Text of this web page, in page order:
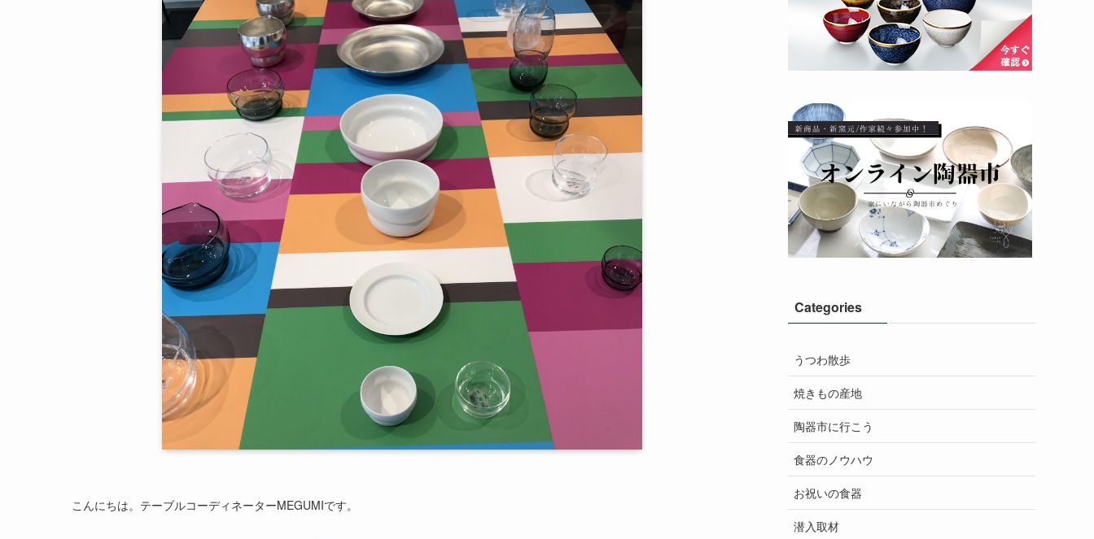
こんにちは。テーブルコーディネーターMEGUMIです。
Categories
うつわ散歩
焼きもの産地
陶器市に行こう
食器のノウハウ
お祝いの食器
潜入取材